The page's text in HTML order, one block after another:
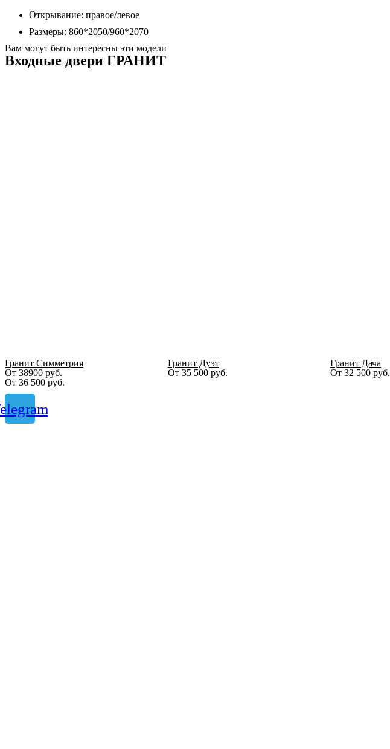
Открывание: правое/левое
Размеры: 860*2050/960*2070
Вам могут быть интересны эти модели
Входные двери ГРАНИТ
Гранит Симметрия
От 38900 руб.
От 36 500 руб.
Гранит Дуэт
От 35 500 руб.
Гранит Дача
От32 500руб.